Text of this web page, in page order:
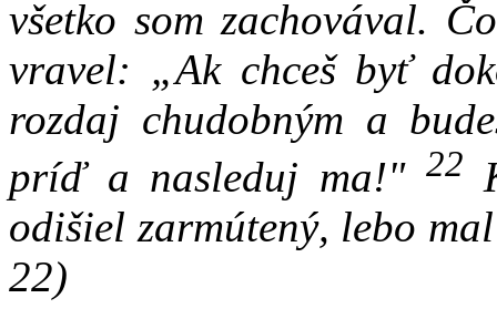
všetko som zachovával.
vravel: „Ak chceš byť
rozdaj chudobným a
príď a nasleduj ma!" 22
odišiel zarmútený, lebo
22)